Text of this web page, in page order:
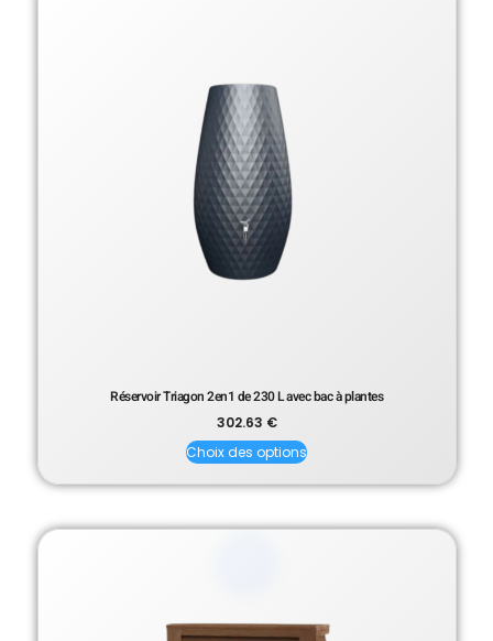
Réservoir Triagon 2en1 de 230 L avec bac à plantes
302.63 €
Choix des options